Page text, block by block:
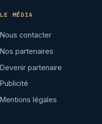
LE MÉDIA
Nous contacter
Nos partenaires
Devenir partenaire
Publicité
Mentions légales